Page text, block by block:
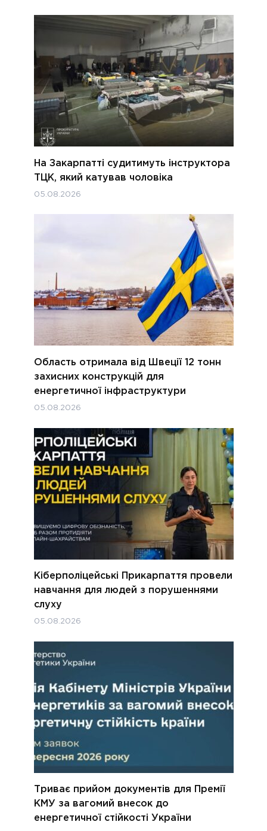
На Закарпатті судитимуть інструктора
ТЦК, який катував чоловіка
05.08.2026
Область отримала від Швеції 12 тонн
захисних конструкцій для
енергетичної інфраструктури
05.08.2026
Кіберполіцейські Прикарпаття провели
навчання для людей з порушеннями
слуху
05.08.2026
Триває прийом документів для Премії
КМУ за вагомий внесок до
енергетичної стійкості України